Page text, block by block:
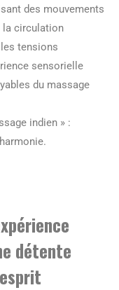
des mouvements
la circulation
tensions
sensorielle
du massage
indien » :
détente